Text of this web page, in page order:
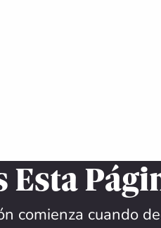
Esta
comienza cuando